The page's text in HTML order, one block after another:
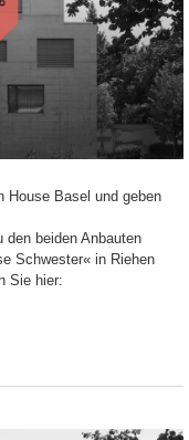
House Basel und geben
beiden Anbauten
Schwester« in Riehen
Sie hier: